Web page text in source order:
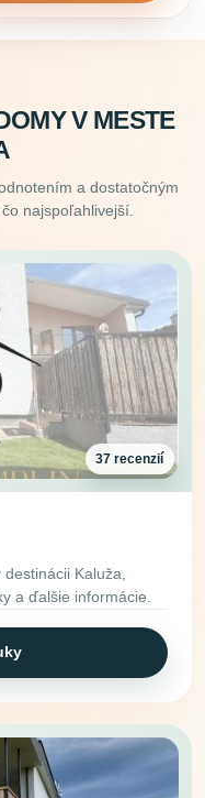
V MESTE
a dostatočným
najspoľahlivejší.
37 recenzií
Kaluža,
a ďalšie informácie.